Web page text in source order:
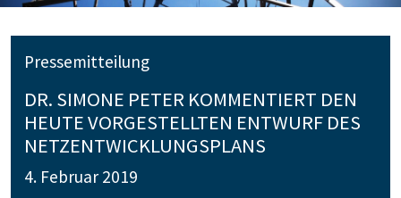
Pressemitteilung
DR. SIMONE PETER KOMMENTIERT DEN
HEUTE VORGESTELLTEN ENTWURF DES
NETZENTWICKLUNGSPLANS
4. Februar 2019